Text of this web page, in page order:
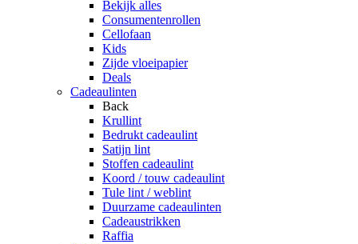
Bekijk alles
Consumentenrollen
Cellofaan
Kids
Zijde vloeipapier
Deals
Cadeaulinten
Back
Krullint
Bedrukt cadeaulint
Satijn lint
Stoffen cadeaulint
Koord / touw cadeaulint
Tule lint / weblint
Duurzame cadeaulinten
Cadeaustrikken
Raffia